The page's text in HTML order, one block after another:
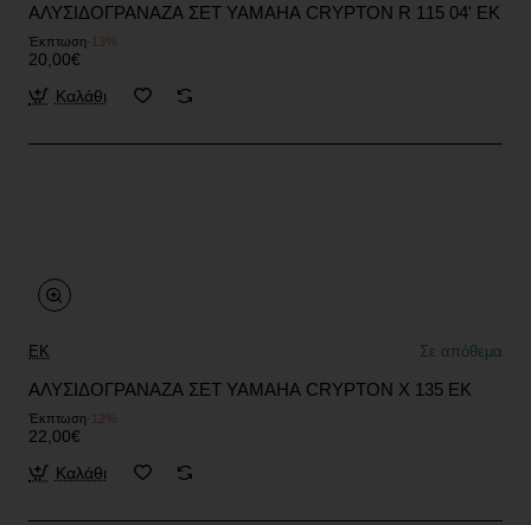
ΑΛΥΣΙΔΟΓΡΑΝΑΖΑ ΣΕΤ YAMAHA CRYPTON R 115 04' EK
Έκπτωση-13%
20,00€
Καλάθι
EK Σε απόθεμα
ΑΛΥΣΙΔΟΓΡΑΝΑΖΑ ΣΕΤ YAMAHA CRYPTON X 135 EK
Έκπτωση-12%
22,00€
Καλάθι